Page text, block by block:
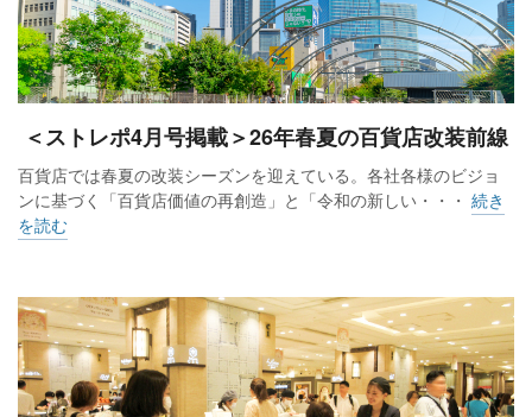
＜ストレポ4月号掲載＞26年春夏の百貨店改装前線
百貨店では春夏の改装シーズンを迎えている。各社各様のビジョ
ンに基づく「百貨店価値の再創造」と「令和の新しい・・・ 続き
を読む